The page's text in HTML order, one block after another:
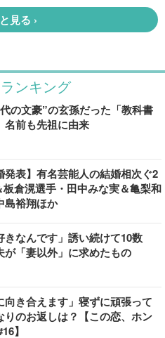
ンキング
の文豪”の玄孫だった「教科書
名前も先祖に由来
発表】有名芸能人の結婚相次ぐ2
倉滉選手・田中みな実＆亀梨和
島裕翔ほか
きなんです」誘い続けて10数
が「妻以外」に求めたもの
向き合えます」寝ずに頑張って
りのお返しは？【この恋、ホン
】